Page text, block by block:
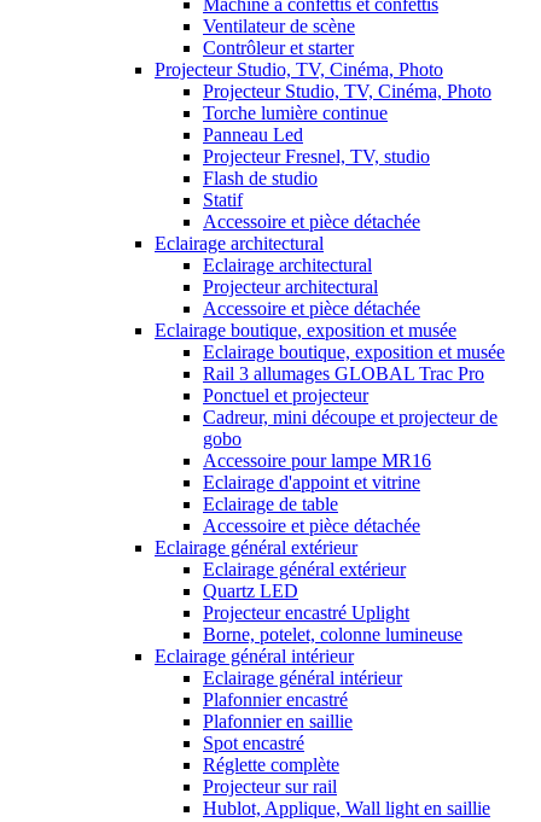
Machine à confettis et confettis
Ventilateur de scène
Contrôleur et starter
Projecteur Studio, TV, Cinéma, Photo
Projecteur Studio, TV, Cinéma, Photo
Torche lumière continue
Panneau Led
Projecteur Fresnel, TV, studio
Flash de studio
Statif
Accessoire et pièce détachée
Eclairage architectural
Eclairage architectural
Projecteur architectural
Accessoire et pièce détachée
Eclairage boutique, exposition et musée
Eclairage boutique, exposition et musée
Rail 3 allumages GLOBAL Trac Pro
Ponctuel et projecteur
Cadreur, mini découpe et projecteur de
gobo
Accessoire pour lampe MR16
Eclairage d'appoint et vitrine
Eclairage de table
Accessoire et pièce détachée
Eclairage général extérieur
Eclairage général extérieur
Quartz LED
Projecteur encastré Uplight
Borne, potelet, colonne lumineuse
Eclairage général intérieur
Eclairage général intérieur
Plafonnier encastré
Plafonnier en saillie
Spot encastré
Réglette complète
Projecteur sur rail
Hublot, Applique, Wall light en saillie